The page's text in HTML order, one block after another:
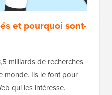
et pourquoi sont-
milliards de recherches
monde. Ils le font pour
qui les intéresse.